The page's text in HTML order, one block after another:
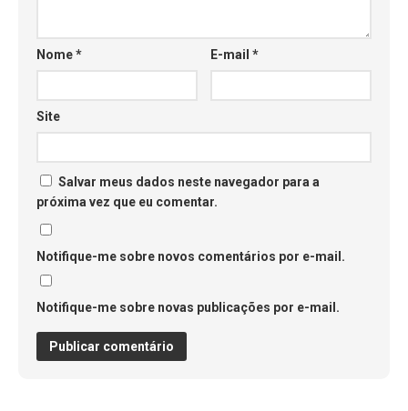
Nome* E-mail*
Site
Salvar meus dados neste navegador para a
próxima vez que eu comentar.
Notifique-me sobre novos comentários por e-mail.
Notifique-me sobre novas publicações por e-mail.